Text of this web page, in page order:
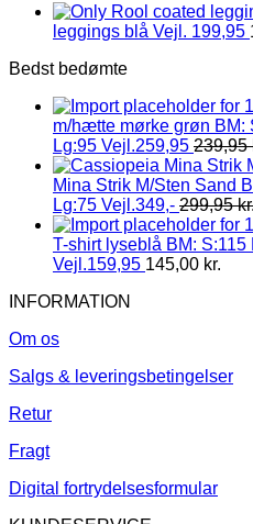
leggings blå Vejl. 199,95
Bedst bedømte
m/hætte mørke grøn BM:
Lg:95 Vejl.259,95 239,95
Mina Strik M/Sten Sand
Lg:75 Vejl.349,- 299,95
T-shirt lyseblå BM:
Vejl.159,95 145,00 kr.
INFORMATION
Om os
Salgs & leveringsbetingelser
Retur
Fragt
Digital fortrydelsesformular